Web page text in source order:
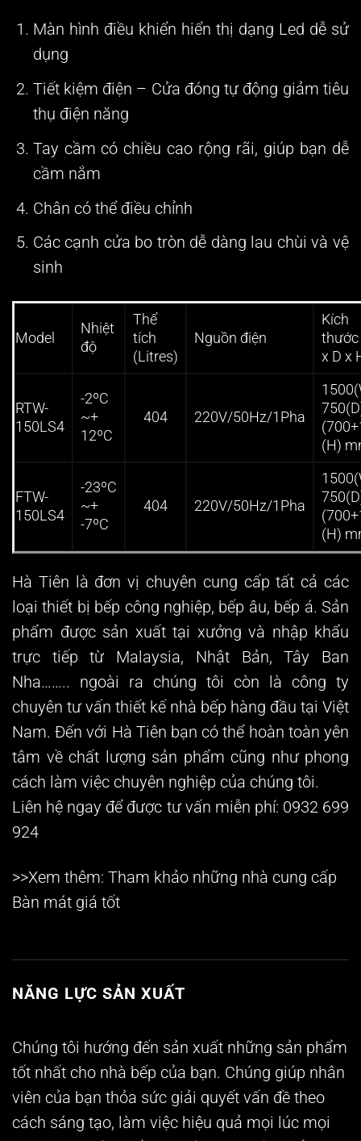
Màn hình điều khiển hiển thị dạng Led dễ sử
dụng
Tiết kiệm điện – Cửa đóng tự động giảm tiêu
thụ điện năng
Tay cầm có chiều cao rộng rãi, giúp bạn dễ
cầm nắm
Chân có thể điều chỉnh
Các cạnh cửa bo tròn dễ dàng lau chùi và vệ
sinh
Model
Nhiệt
độ
Thể
tích
(Litres)
Nguồn điện
Kích
thước
x D x
RTW-
150LS4
-2ºC
~+
12ºC
404 220V/50Hz/1Pha
(H)
FTW-
150LS4
-23ºC
~+
-7ºC
404 220V/50Hz/1Pha
(H)
Hà Tiên là đơn vị chuyên cung cấp tất cả các
loại thiết bị bếp công nghiệp, bếp âu, bếp á. Sản
phẩm được sản xuất tại xưởng và nhập khẩu
trực tiếp từ Malaysia, Nhật Bản, Tây Ban
Nha…….. ngoài ra chúng tôi còn là công ty
chuyên tư vấn thiết kế nhà bếp hàng đầu tại Việt
Nam. Đến với Hà Tiên bạn có thể hoàn toàn yên
tâm về chất lượng sản phẩm cũng như phong
cách làm việc chuyên nghiệp của chúng tôi.
Liên hệ ngay để được tư vấn miễn phí: 0932 699
924
>>Xem thêm: Tham khảo những nhà cung cấp
Bàn mát giá tốt
NĂNG LỰC SẢN XUẤT
Chúng tôi hướng đến sản xuất những sản phẩm
tốt nhất cho nhà bếp của bạn. Chúng giúp nhân
viên của bạn thỏa sức giải quyết vấn đề theo
cách sáng tạo, làm việc hiệu quả mọi lúc mọi